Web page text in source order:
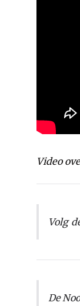
Video
Volg
De